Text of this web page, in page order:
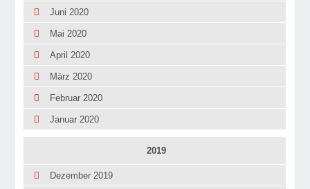
Juni 2020
Mai 2020
April 2020
März 2020
Februar 2020
Januar 2020
2019
Dezember 2019